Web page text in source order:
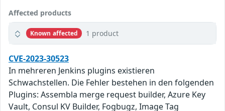
Affected products
Known affected 1 product
CVE-2023-30523
In mehreren Jenkins plugins existieren
Schwachstellen. Die Fehler bestehen in den folgenden
Plugins: Assembla merge request builder, Azure Key
Vault, Consul KV Builder, Fogbugz, Image Tag